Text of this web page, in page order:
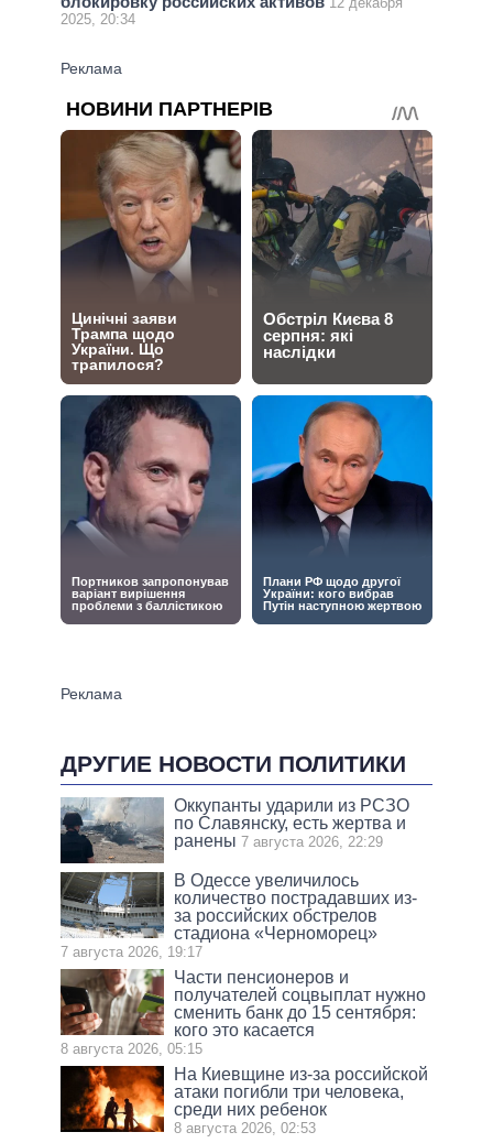
2025, 20:34
ДРУГИЕ НОВОСТИ ПОЛИТИКИ
Оккупанты ударили из РСЗО
по Славянску, есть жертва и
ранены 7 августа 2026, 22:29
В Одессе увеличилось
количество пострадавших из-
за российских обстрелов
стадиона «Черноморец»
7 августа 2026, 19:17
Части пенсионеров и
получателей соцвыплат нужно
сменить банк до 15 сентября:
кого это касается
8 августа 2026, 05:15
На Киевщине из-за российской
атаки погибли три человека,
среди них ребенок
8 августа 2026, 02:53